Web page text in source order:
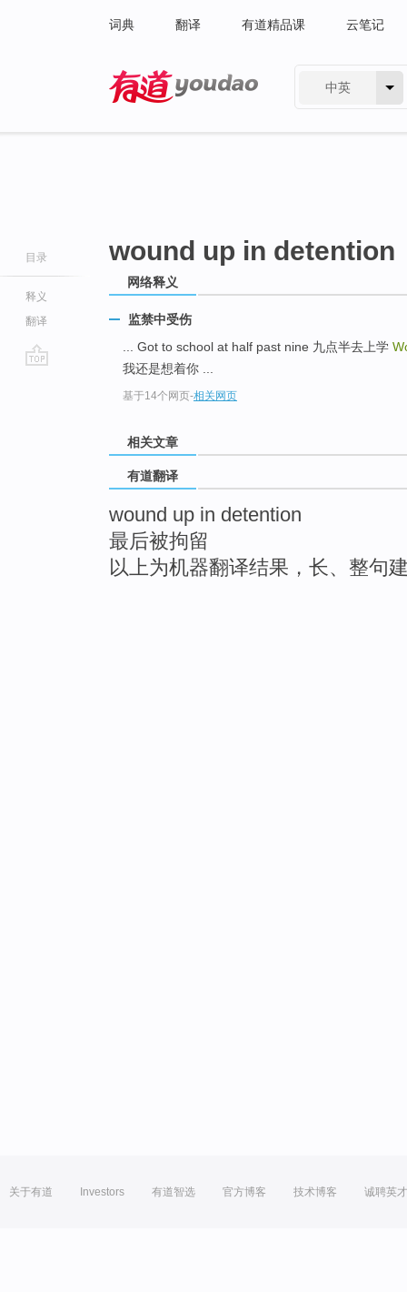
词典 翻译 有道精品课 云笔记
中英
目录
释义
翻译
wound up in detention
网络释义
监禁中受伤
... Got to school at half past nine 九点半去上学
我还是想着你 ...
基于14个网页-相关网页
相关文章
有道翻译
wound up in detention
最后被拘留
以上为机器翻译结果，长、整句
关于有道 Investors 有道智选 官方博客 技术博客 诚聘英才